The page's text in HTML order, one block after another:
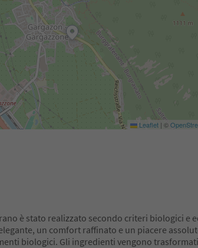
Leaflet | ©
è stato realizzato secondo criteri biologici e
un comfort raffinato e un piacere
biologici. Gli ingredienti vengono